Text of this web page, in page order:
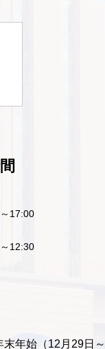
17:00
12:30
末年始（12月29日